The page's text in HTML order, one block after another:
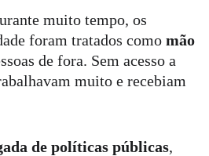
muito tempo, os
foram tratados como mão
de fora. Sem acesso a
muito e recebiam
de políticas públicas,